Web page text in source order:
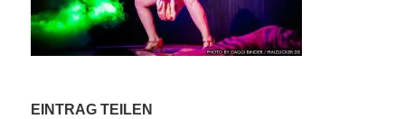
EINTRAG TEILEN